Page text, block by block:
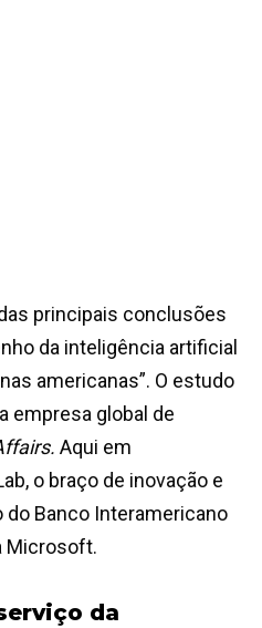
principais conclusões
da inteligência artificial
americanas”. O estudo
empresa global de
Aqui em
o braço de inovação e
do Banco Interamericano
Microsoft.
da